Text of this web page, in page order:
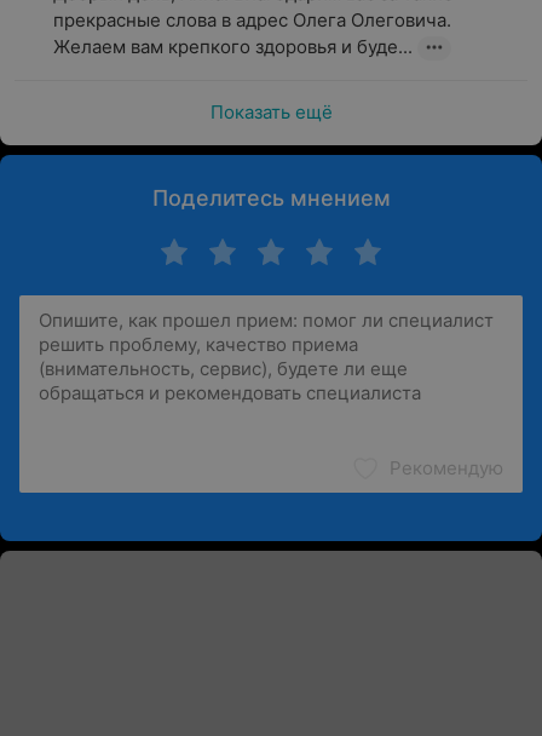
прекрасные слова в адрес Олега Олеговича.
Желаем вам крепкого здоровья и буде...
Показать ещё
Поделитесь мнением
Рекомендую